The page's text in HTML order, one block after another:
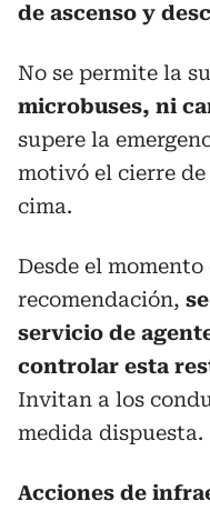
de ascenso y
No se permite la
microbuses, ni
supere la
motivó el cierre
cima.
Desde el
recomendación,
servicio de
controlar esta
Invitan a los
medida dispuesta.
Acciones de